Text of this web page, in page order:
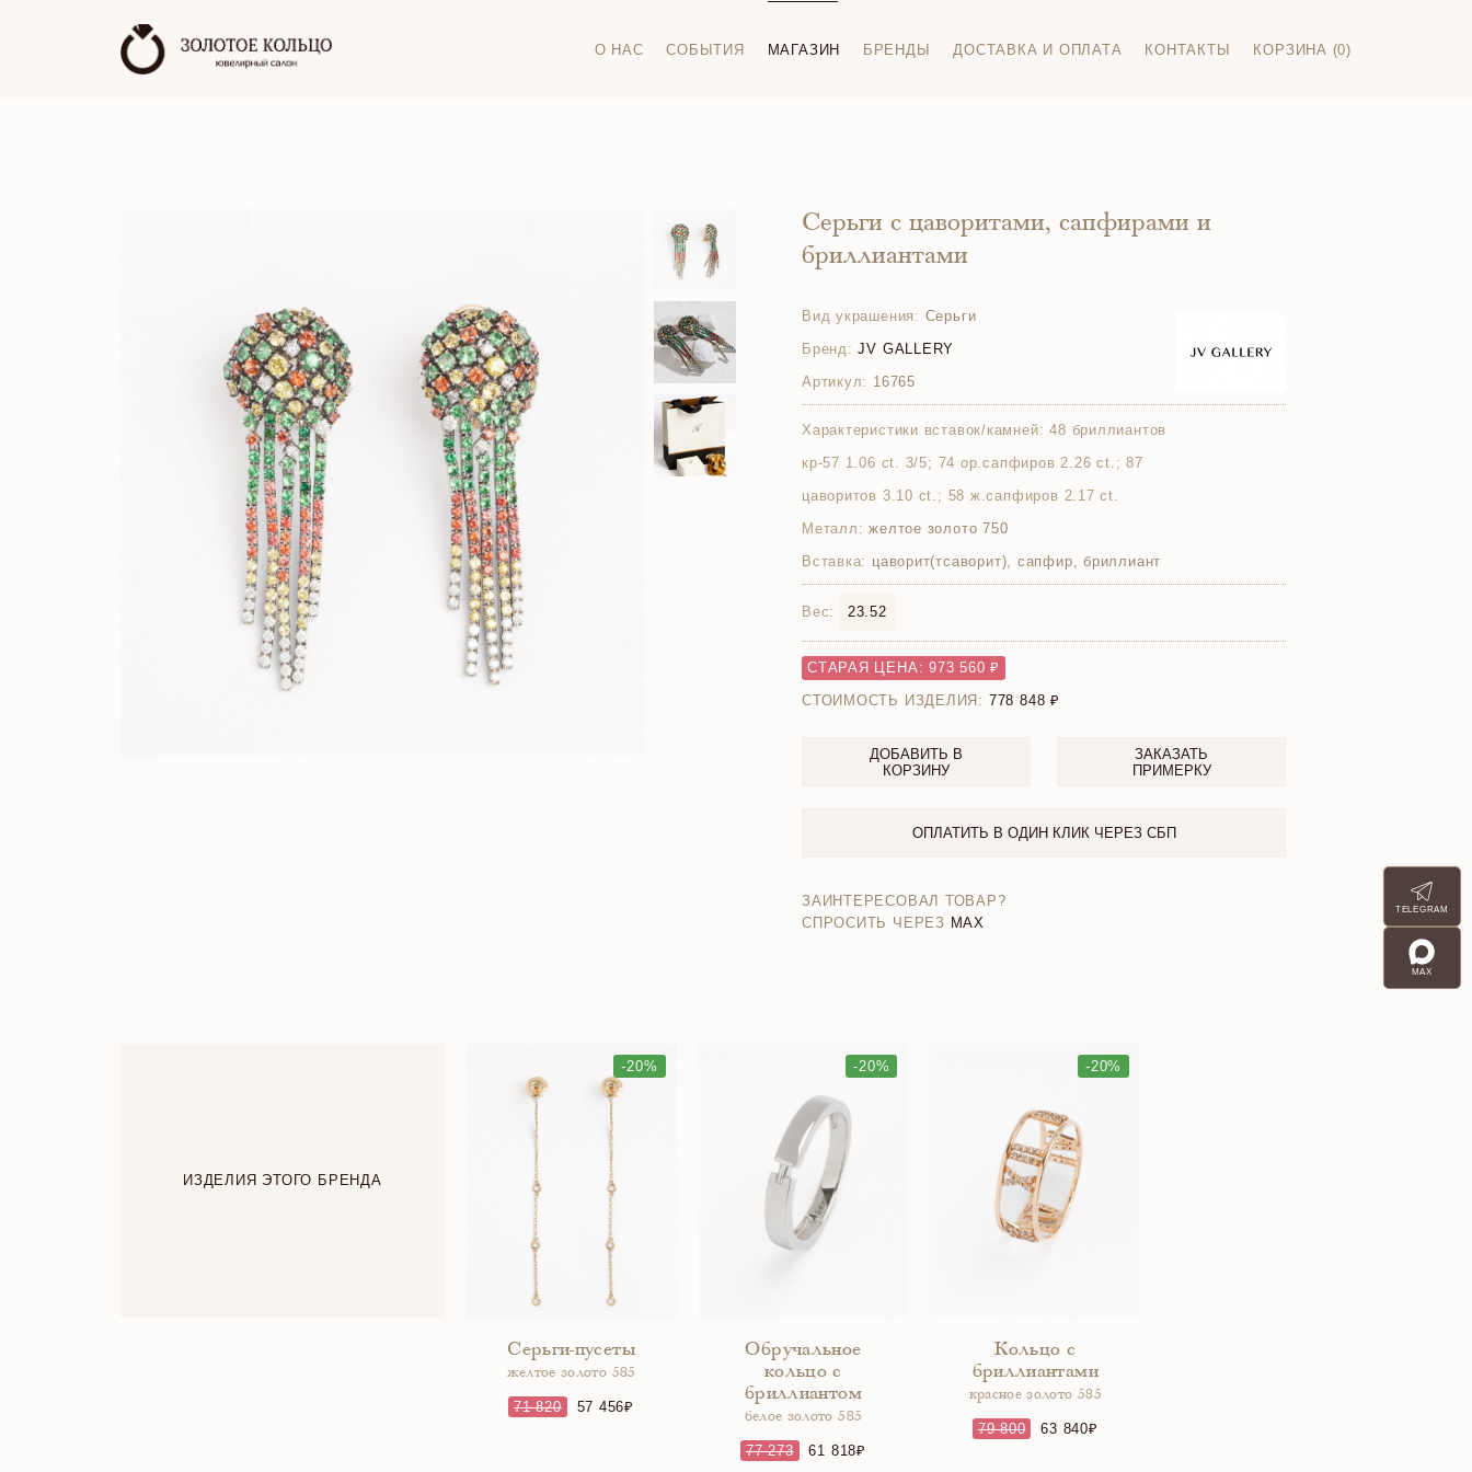
О НАС СОБЫТИЯ МАГАЗИН БРЕНДЫ ДОСТАВКА И ОПЛАТА КОНТАКТЫ КОРЗИНА (0)
Серьги с цаворитами, сапфирами и
бриллиантами
Вид украшения: Серьги
Бренд: JV GALLERY
Артикул: 16765
Характеристики вставок/камней: 48 бриллиантов
кр-57 1.06 ct. 3/5; 74 ор.сапфиров 2.26 ct.; 87
цаворитов 3.10 ct.; 58 ж.сапфиров 2.17 ct.
Металл: желтое золото 750
Вставка: цаворит(тсаворит), сапфир, бриллиант
Вес: 23.52
СТАРАЯ ЦЕНА: 973 560 ₽
СТОИМОСТЬ ИЗДЕЛИЯ: 778 848
ДОБАВИТЬ В
КОРЗИНУ
ЗАКАЗАТЬ
ПРИМЕРКУ
ОПЛАТИТЬ В ОДИН КЛИК ЧЕРЕЗ СБП
ЗАИНТЕРЕСОВАЛ ТОВАР?
СПРОСИТЬ ЧЕРЕЗ MAX
ИЗДЕЛИЯ ЭТОГО БРЕНДА
-20%
Серьги-пусеты
желтое золото 585
71 820 57 456
-20%
Обручальное
кольцо с
бриллиантом
белое золото 585
77 273 61 818
-20%
Кольцо с
бриллиантами
красное золото 585
79 800 63 840
TELEGRAM
MAX